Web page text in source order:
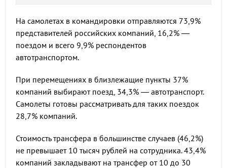
На самолетах в командировки отправляются 73,9%
представителей российских компаний, 16,2% —
поездом и всего 9,9% респондентов
автотранспортом.
При перемещениях в близлежащие пункты 37%
компаний выбирают поезд, 34,3% — автотранспорт.
Самолеты готовы рассматривать для таких поездок
28,7% компаний.
Стоимость трансфера в большинстве случаев (46,2%)
не превышает 10 тысяч рублей на сотрудника. 43,4%
компаний закладывают на трансфер от 10 до 30